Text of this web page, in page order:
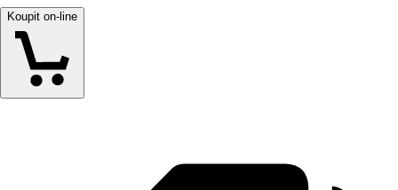
Koupit on-line